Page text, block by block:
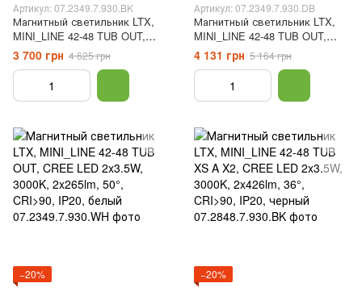
Артикул: 07.2349.7.930.BK
Магнитный светильник LTX,
MINI_LINE 42-48 TUB OUT,
CREE LED 2x3.5W, 3000K,
2x265lm, 50°, CRI>90, IP20,
3 700 грн 4 625 грн
Артикул: 07.2349.7.930.DB
Магнитный светильник LTX,
MINI_LINE 42-48 TUB OUT,
CREE LED 2x3.5W, 3000K,
2x265lm, 50°, CRI>90, IP20,
бриллиантово-черный
4 131 грн 5 164 грн
−20% −20%